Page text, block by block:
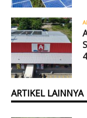
ARTIKEL LAINNYA